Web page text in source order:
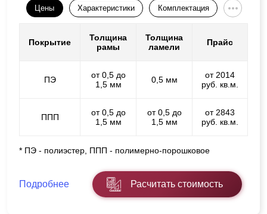
Цены Характеристики Комплектация
Покрытие
Толщина
рамы
Толщина
ламели
Прайс
ПЭ
от 0,5 до
1,5 мм
0,5 мм
от 2014
руб. кв.м.
ППП
от 0,5 до
1,5 мм
от 0,5 до
1,5 мм
от 2843
руб. кв.м.
* ПЭ - полиэстер, ППП - полимерно-порошковое
Подробнее Расчитать стоимость